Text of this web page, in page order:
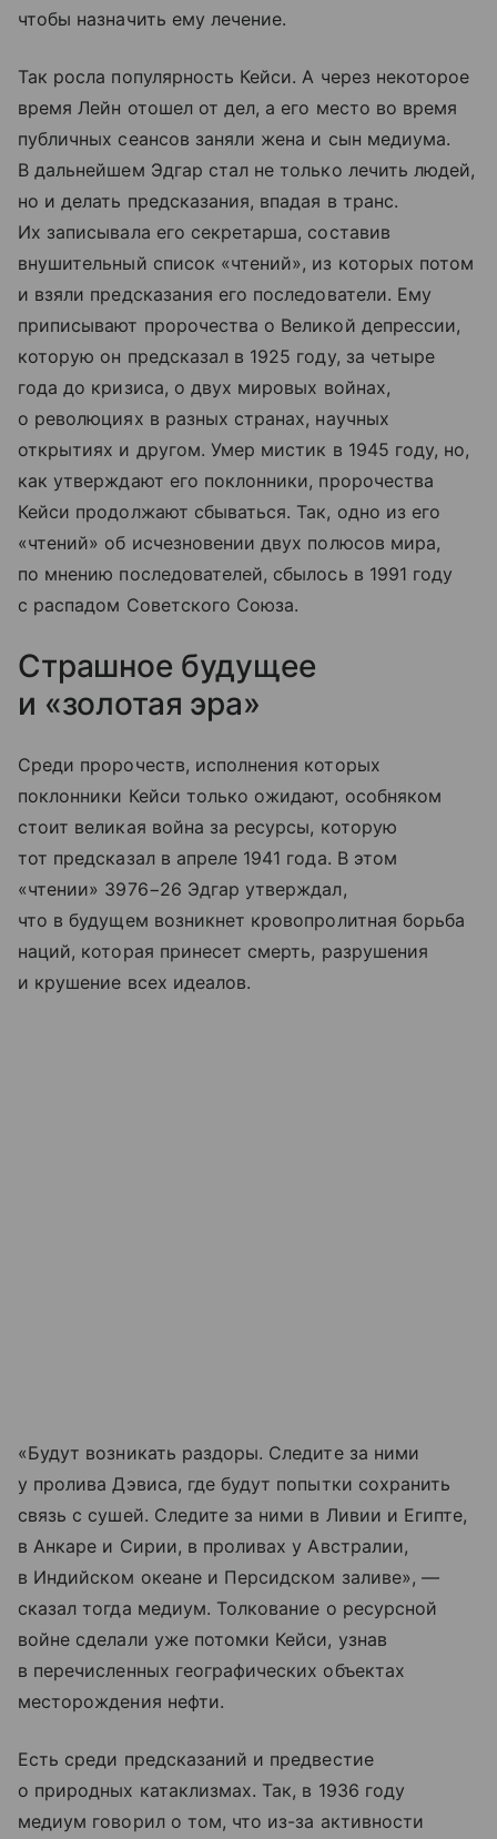
чтобы назначить ему лечение.
Так росла популярность Кейси. А через некоторое
время Лейн отошел от дел, а его место во время
публичных сеансов заняли жена и сын медиума.
В дальнейшем Эдгар стал не только лечить людей,
но и делать предсказания, впадая в транс.
Их записывала его секретарша, составив
внушительный список «чтений», из которых потом
и взяли предсказания его последователи. Ему
приписывают пророчества о Великой депрессии,
которую он предсказал в 1925 году, за четыре
года до кризиса, о двух мировых войнах,
о революциях в разных странах, научных
открытиях и другом. Умер мистик в 1945 году, но,
как утверждают его поклонники, пророчества
Кейси продолжают сбываться. Так, одно из его
«чтений» об исчезновении двух полюсов мира,
по мнению последователей, сбылось в 1991 году
с распадом Советского Союза.
Страшное будущее
и «золотая эра»
Среди пророчеств, исполнения которых
поклонники Кейси только ожидают, особняком
стоит великая война за ресурсы, которую
тот предсказал в апреле 1941 года. В этом
«чтении» 3976−26 Эдгар утверждал,
что в будущем возникнет кровопролитная борьба
наций, которая принесет смерть, разрушения
и крушение всех идеалов.
«Будут возникать раздоры. Следите за ними
у пролива Дэвиса, где будут попытки сохранить
связь с сушей. Следите за ними в Ливии и Египте,
в Анкаре и Сирии, в проливах у Австралии,
в Индийском океане и Персидском заливе», —
сказал тогда медиум. Толкование о ресурсной
войне сделали уже потомки Кейси, узнав
в перечисленных географических объектах
месторождения нефти.
Есть среди предсказаний и предвестие
о природных катаклизмах. Так, в 1936 году
медиум говорил о том, что из-за активности